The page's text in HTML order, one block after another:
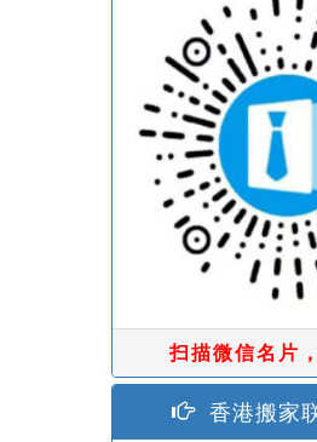
扫描微信名片
香港搬家